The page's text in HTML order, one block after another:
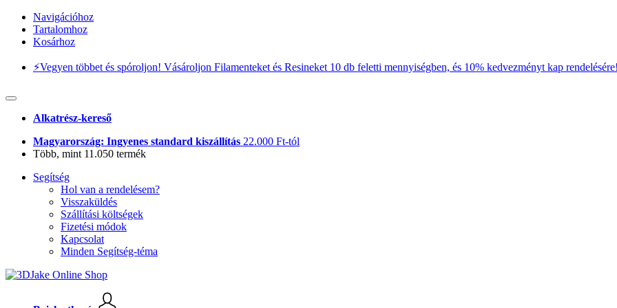
Navigációhoz
Tartalomhoz
Kosárhoz
⚡️Vegyen többet és spóroljon! Vásároljon Filamenteket és Resineket 10 db feletti mennyiségben, és 10% kedvezményt kap
Alkatrész-kereső
Magyarország: Ingyenes standard kiszállítás 22.000 Ft-tól
Több, mint 11.050 termék
Segítség
Hol van a rendelésem?
Visszaküldés
Szállítási költségek
Fizetési módok
Kapcsolat
Minden Segítség-téma